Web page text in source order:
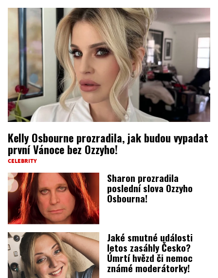
Kelly Osbourne prozradila, jak budou vypadat
první Vánoce bez Ozzyho!
CELEBRITY
Sharon prozradila
poslední slova Ozzyho
Osbourna!
Jaké smutné události
letos zasáhly Česko?
Úmrtí hvězd či nemoc
známé moderátorky!